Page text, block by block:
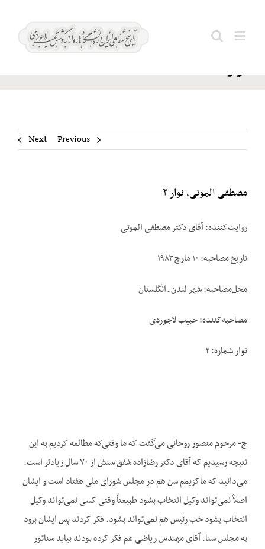
الموتی،
نوار ۲
Previous
Next
مصطفی الموتی، نوار ۲
روایت‌کننده: آقای دکتر مصطفی الموتی
تاریخ مصاحبه: ۱۰ مارچ ۱۹۸۳
محل‌مصاحبه: شهر لندن ـ انگلستان
مصاحبه‌کننده: حبیب لاجوردی
نوار شماره: ۲
ج- مرحوم منصور روحانی می‌گفت که ما وقتی‌که مطالعه کردیم به این
نتیجه رسیدیم که آقای دکتر رضازاده شفق سنش از ۷۰ سال زیادتر است.
می‌دانید که ماکزیمم سن هم در مجلس شورای ملی هفتاد است و ایشان
اصلاً نمی‌تواند وکیل انتخاب بشود طبیعتاً وقتی کسی نمی‌تواند وکیل
انتخاب بشود خب رئیس هم نمی‌تواند بشود. فکر کردند پس ایشان برود
به مجلس سنا. آقای مهندس ریاضی هم فکر کرده بودند بیاید سناتور